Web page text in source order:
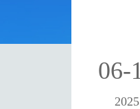
06-
2025